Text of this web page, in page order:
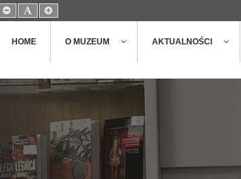
Set
Smaller
Set
Default
Set
Larger
HOME O MUZEUM AKTUALNOŚCI